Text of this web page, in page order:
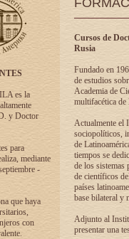
es la
y Doctor
para
mediante
-
que haya
con
Cursos de
Rusia
Fundado en
de estudios
Academia de
multifacética de
Actualmente el
sociopolíticos,
de
tiempos se
de los sistemas
de científicos
países
base bilateral y
Adjunto al
presentar una